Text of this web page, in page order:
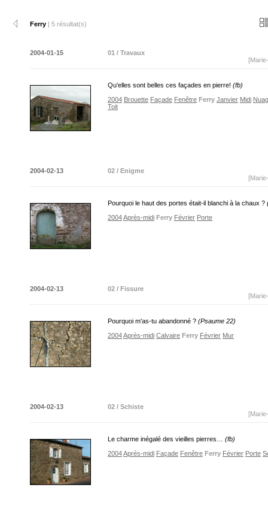
Ferry | 5 résultat(s)
2004-01-15
01 / Travaux
Qu'elles sont belles ces façades en pierre! (fb)
2004 Brouette Façade Fenêtre Ferry Janvier Midi
Toit
2004-02-13
02 / Enigme
Pourquoi le haut des portes était-il blanchi à la chaux ?
2004Après-midi Ferry Février Porte
2004-02-13
02 / Fissure
Pourquoi m'as-tu abandonné ? (Psaume 22)
2004Après-midi Calvaire Ferry Février Mur
2004-02-13
02 / Schiste
Le charme inégalé des vieilles pierres… (fb)
2004Après-midi Façade Fenêtre Ferry Février Porte